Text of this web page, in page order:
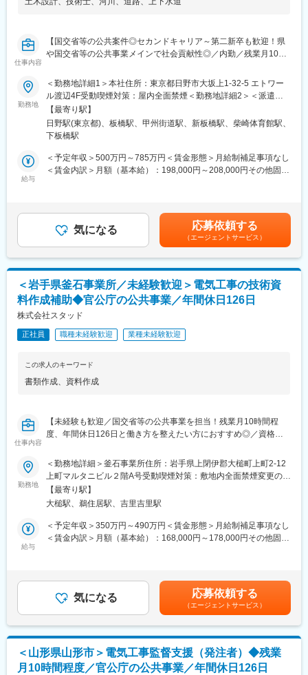
り組んでいます。社名の由来はSkilled Technical Art
の意識の下、地域のリーディングコンサルタントを目指していま
す。
同社には中途入社者が多数おり、社員間のコミュニケーションも
活発で、馴染みやすい環境です。また、個人の能力を重視してお
り、性別や年齢に関わらず、アイディアや意見を発信、交換がで
きる環境づくりに力を注いでいます。そのため自身の経験、及
び、コミュニケーション能力を活かすことができます。
変更の範囲：会社の定める業務
仕事内容
【国交省等の公共案件◎セカンドキャリア～第二新卒も歓迎！県
や国交省等の公共事業メインで社会貢献性◎／内勤／残業月10時
充実】
■業務内容：
官公庁、民間企業等の発注案件に関する土木設計（上下水道・造
成計画・道路・河川・建築意匠設計・建築物点検）を行っていた
だきます。
【具体的には】
・基本設計および実施設計
※本社は日野ですが、本ポジションの勤務地は東京都北区滝野川7
丁目5番7号 アーバンフレックスSGビル2階となります。転勤は想
【残業月10時間程度・土日祝休・年休126日と働きやすい環境が
整っています。】
・長年にわたり国土交通省とのお取引をしており、残業をしない
前提で施工計画を立てて受注をしているため、残業は月10時間程
度と少なめに抑えられています。
・働き方改革に力を入れており、管理職が勤務時間や状況をチェ
日126日と働きやすい環境です。
・中途入社者が多数在籍しており、性別や年齢に関わらず、アイ
ディアや意見を発信、交換ができる環境づくりに力を注いでいま
■同社の特徴：
1983年に創業して以来、40年地域に密着したコンサルティングを
げてまいりました。社内外問わず、人と人との絆に重きを置いて
社員一同取り組んでおります。また、社名のスタッド「stad」の
由来はSkilled Technical Art Designers（洗練された技術者集団）
の頭文字をとったもので、初心を忘れず常に技術の向上を心がけ
サルタントを目指しています。
勤務地
＜勤務地詳細1＞本社住所：東京都日野市大坂上1-32-5 エトワー
ル渡辺4F受動喫煙対策：屋内全面禁煙＜勤務地詳細2＞＜派遣先
＞住所：東京都北区滝野川7丁目5番7号 アーバンフレックスSGビ
ル2階 受動喫煙対策：敷地内全面禁煙変更の範囲：会社の定める
事業所
【最寄り駅】
日野駅(東京都)、板橋駅、甲州街道駅、新板橋駅、柴崎体育館駅、
下板橋駅
給与
＜予定年収＞500万円～785万円＜賃金形態＞月給制補足事項なし
＜賃金内訳＞月額（基本給）：198,000円～208,000円その他固定
む）＜昇給有無＞有＜残業手当＞有＜給与補足＞■昇給：1ヶ月あ
たり500円～10,000円（過去実績）■賞与：年2回※計3.5カ月（過
去実績）※別途資格手当（3,000円～50,000円）賃金はあくまでも
目安の金額であり、選考を通じて上下する可能性があります。月
給(月額)は固定手当を含めた表記です。
気になる 応募依頼する
（エージェントサービス）
＜岩手県釜石事業所／未経験歓迎＞電気工事の技術資
料作成補助◆官公庁の公共事業／年間休日126日
株式会社スタッド
正社員 職種未経験歓迎 業種未経験歓迎
この求人のキーワード
書類作成、 資料作成
仕事内容
【未経験も歓迎／国交省等の公共事業を担当！残業月10時間程
度、年間休日126日と働き方を整えたい方におすすめ◎／資格取
■職務詳細：
国交省などが発注する道路、河川、ダム工事に係る工事の技術支
援補助や工事資料作成補助を行います。
・工事案件の数値算出（積算条件等）
・書類作成（数量計算書／概算積算書等）
■就業環境：
残業月10時間程度、年間休日126日、出張・転勤無しと働きやす
い環境が整っています。国交省とのお取引をしており、残業しな
■同社の特徴：
1983年に創業して以来、地域に根付いたコンサルティングが好評
勤務地
＜勤務地詳細＞釜石事業所住所：岩手県上閉伊郡大槌町上町2-12
上町マルタニビル２階A号受動喫煙対策：敷地内全面禁煙変更の範
囲：会社の定める事業所
【最寄り駅】
大槌駅、鵜住居駅、吉里吉里駅
給与
＜予定年収＞350万円～490万円＜賃金形態＞月給制補足事項なし
＜賃金内訳＞月額（基本給）：168,000円～178,000円その他固定
む）＜昇給有無＞有＜残業手当＞有＜給与補足＞■賞与：年2回※
経験・能力・年齢等を考慮の上、当社規定より決定致します。※有
資格者は優遇致します。賃金はあくまでも目安の金額であり、選
考を通じて上下する可能性があります。月給(月額)は固定手当を含
めた表記です。
気になる 応募依頼する
（エージェントサービス）
＜山形県山形市＞電気工事監督支援（発注者）◆残業
月10時間程度／官公庁の公共事業／年間休日126日